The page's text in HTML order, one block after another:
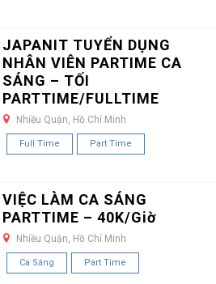
JAPANIT TUYỂN DỤNG
NHÂN VIÊN PARTIME CA
SÁNG – TỐI
PARTTIME/FULLTIME
Nhiều Quận, Hồ Chí Minh
Full Time Part Time
VIỆC LÀM CA SÁNG
PARTTIME – 40K/Giờ
Nhiều Quận, Hồ Chí Minh
Ca Sáng Part Time